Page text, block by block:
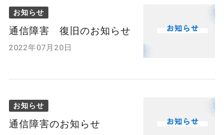
お知らせ
通信障害 復旧のお知らせ
2022年07月20日
お知らせ
通信障害のお知らせ